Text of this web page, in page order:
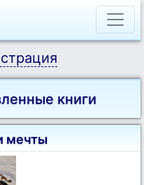
книги
мечты